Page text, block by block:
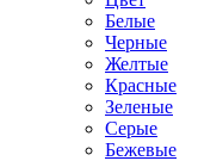
Белые
Черные
Желтые
Красные
Зеленые
Серые
Бежевые